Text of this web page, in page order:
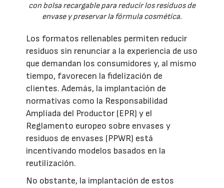
con bolsa recargable para reducir los residuos de
envase y preservar la fórmula cosmética.
Los formatos rellenables permiten reducir
residuos sin renunciar a la experiencia de uso
que demandan los consumidores y, al mismo
tiempo, favorecen la fidelización de
clientes. Además, la implantación de
normativas como la Responsabilidad
Ampliada del Productor (EPR) y el
Reglamento europeo sobre envases y
residuos de envases (PPWR) está
incentivando modelos basados en la
reutilización.
No obstante, la implantación de estos